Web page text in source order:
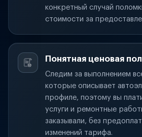
конкретный случай
стоимости за
Понятная ценовая
Следим за выполнением
которые описывает
профиле, поэтому вы
услуги и ремонтные
заказывали, без
изменений тарифа.